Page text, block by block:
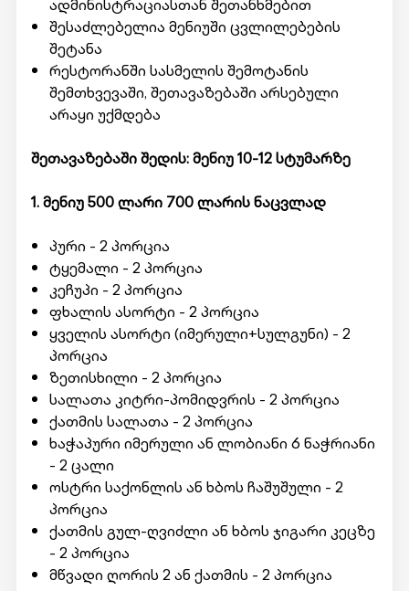
ადმინისტრაციასთან შეთანხმებით
შესაძლებელია მენიუში ცვლილებების
შეტანა
რესტორანში სასმელის შემოტანის
შემთხვევაში, შეთავაზებაში არსებული
არაყი უქმდება
შეთავაზებაში შედის: მენიუ 10-12 სტუმარზე
1. მენიუ 500 ლარი 700 ლარის ნაცვლად
პური - 2 პორცია
ტყემალი - 2 პორცია
კეჩუპი - 2 პორცია
ფხალის ასორტი - 2 პორცია
ყველის ასორტი (იმერული+სულგუნი) - 2
პორცია
ზეთისხილი - 2 პორცია
სალათა კიტრი-პომიდვრის - 2 პორცია
ქათმის სალათა - 2 პორცია
ხაჭაპური იმერული ან ლობიანი 6 ნაჭრიანი
- 2 ცალი
ოსტრი საქონლის ან ხბოს ჩაშუშული - 2
პორცია
ქათმის გულ-ღვიძლი ან ხბოს ჯიგარი კეცზე
- 2 პორცია
მწვადი ღორის 2 ან ქათმის - 2 პორცია